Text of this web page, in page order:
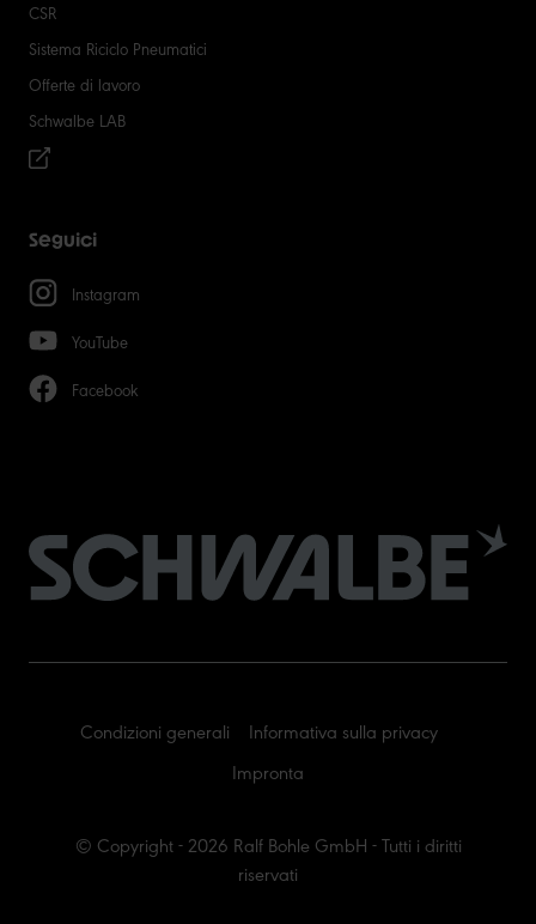
CSR
Sistema Riciclo Pneumatici
Offerte di lavoro
Schwalbe LAB
Seguici
Instagram
YouTube
Facebook
© Copyright - 2026 Ralf Bohle GmbH - Tutti i diritti
riservati
Condizioni generali
Informativa sulla privacy
Impronta